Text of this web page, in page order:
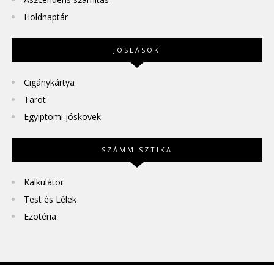
Holdnaptár
JÓSLÁSOK
Cigánykártya
Tarot
Egyiptomi jóskövek
SZÁMMISZTIKA
Kalkulátor
Test és Lélek
Ezotéria